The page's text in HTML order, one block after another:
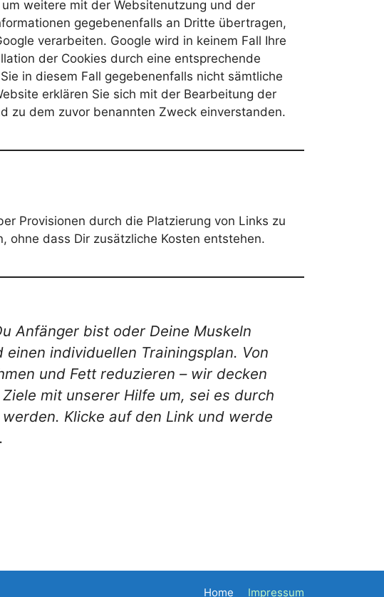
weitere mit der Websitenutzung und der
gegebenenfalls an Dritte übertragen,
verarbeiten. Google wird in keinem Fall Ihre
der Cookies durch eine entsprechende
in diesem Fall gegebenenfalls nicht sämtliche
erklären Sie sich mit der Bearbeitung der
zu dem zuvor benannten Zweck einverstanden.
Provisionen durch die Platzierung von Links zu
ohne dass Dir zusätzliche Kosten entstehen.
Anfänger bist oder Deine Muskeln
individuellen Trainingsplan. Von
und Fett reduzieren – wir decken
mit unserer Hilfe um, sei es durch
Klicke auf den Link und werde
Home Impressum